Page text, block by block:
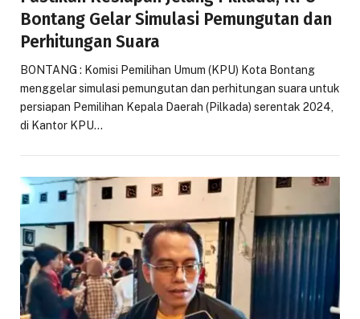
Bontang Gelar Simulasi Pemungutan dan
Perhitungan Suara
BONTANG : Komisi Pemilihan Umum (KPU) Kota Bontang
menggelar simulasi pemungutan dan perhitungan suara untuk
persiapan Pemilihan Kepala Daerah (Pilkada) serentak 2024,
di Kantor KPU…